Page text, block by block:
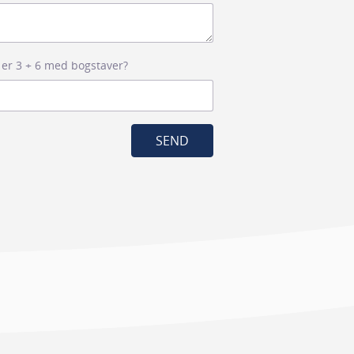
3 + 6 med bogstaver?